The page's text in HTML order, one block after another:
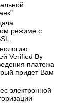
режиме с
Verified By
платежа
придет Вам
электронной